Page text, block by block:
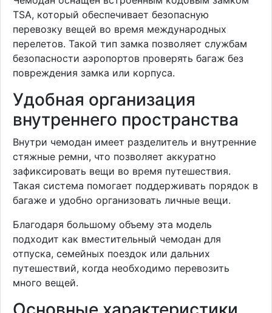
TSA, который обеспечивает безопасную
перевозку вещей во время международных
перелетов. Такой тип замка позволяет службам
безопасности аэропортов проверять багаж без
повреждения замка или корпуса.
Удобная организация
внутреннего пространства
Внутри чемодан имеет разделитель и внутренние
стяжные ремни, что позволяет аккуратно
зафиксировать вещи во время путешествия.
Такая система помогает поддерживать порядок в
багаже и удобно организовать личные вещи.
Благодаря большому объему эта модель
подходит как вместительный чемодан для
отпуска, семейных поездок или дальних
путешествий, когда необходимо перевозить
много вещей.